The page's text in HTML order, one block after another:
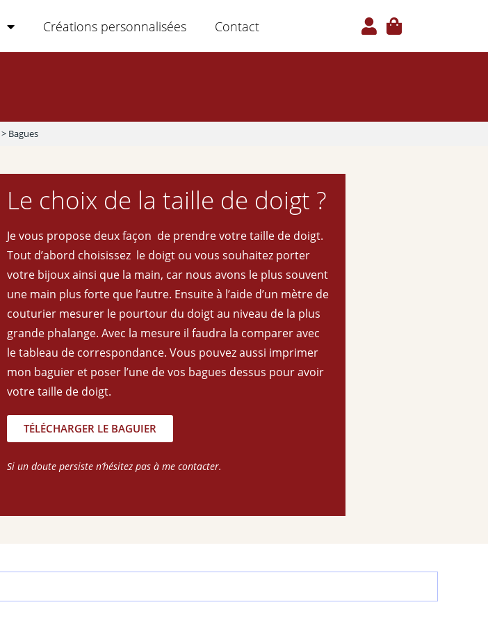
Créations personnalisées Contact
> Bagues
Le choix de la taille de doigt ?
Je vous propose deux façon de prendre votre taille de doigt.
Tout d’abord choisissez le doigt ou vous souhaitez porter
votre bijoux ainsi que la main, car nous avons le plus souvent
une main plus forte que l’autre. Ensuite à l’aide d’un mètre de
couturier mesurer le pourtour du doigt au niveau de la plus
grande phalange. Avec la mesure il faudra la comparer avec
le tableau de correspondance. Vous pouvez aussi imprimer
mon baguier et poser l’une de vos bagues dessus pour avoir
votre taille de doigt.
TÉLÉCHARGER LE BAGUIER
Si un doute persiste n’hésitez pas à me contacter.